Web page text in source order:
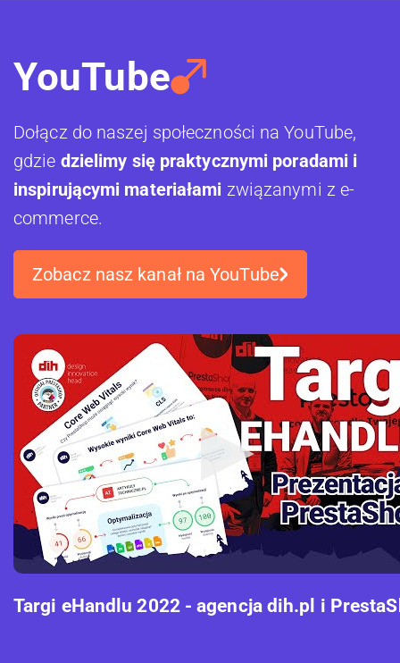
YouTube
Dołącz do naszej społeczności na YouTube,
gdzie dzielimy się praktycznymi poradami i
inspirującymi materiałami związanymi z e-
commerce.
Zobacz nasz kanał na YouTube
Targi eHandlu 2022 - agencja dih.pl i